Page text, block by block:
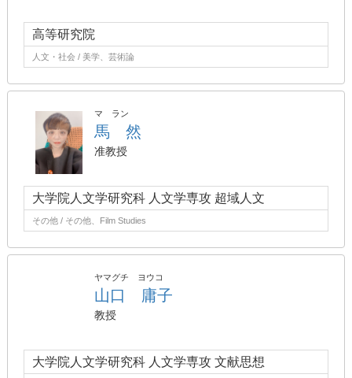
高等研究院
人文・社会 / 美学、芸術論
マ ラン
馬 然
准教授
大学院人文学研究科 人文学専攻 超域人文
その他 / その他、Film Studies
ヤマグチ ヨウコ
山口 庸子
教授
大学院人文学研究科 人文学専攻 文献思想